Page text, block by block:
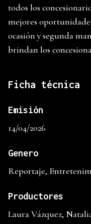
todos los
mejores
ocasión y segunda
brindan los
Ficha técnica
Emisión
14/04/2026
Genero
Reportaje,
Productores
Laura Vázquez,